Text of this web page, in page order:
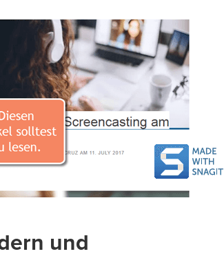
und